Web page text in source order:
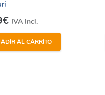
€ IVA Incl.
AL CARRITO